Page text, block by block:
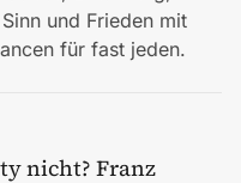
und Frieden mit
für fast jeden.
nicht? Franz